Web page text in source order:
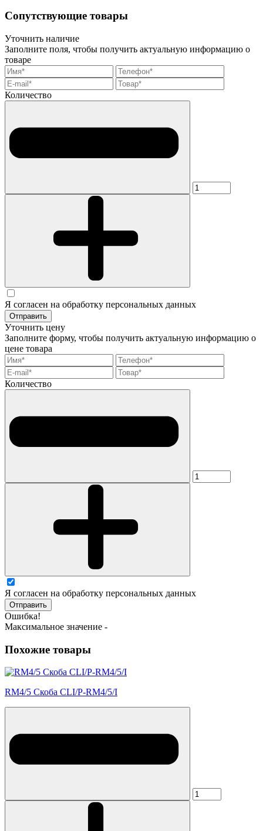
Сопутствующие товары
Уточнить наличие
Заполните поля, чтобы получить актуальную информацию о
товаре
Количество
Я согласен на обработку персональных данных
Отправить
Уточнить цену
Заполните форму, чтобы получить актуальную информацию о
цене товара
Количество
Я согласен на обработку персональных данных
Отправить
Ошибка!
Максимальное значение -
Похожие товары
RM4/5 Скоба CLI/P-RM4/5/I